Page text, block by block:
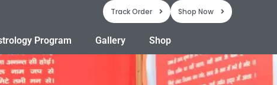
Track Order Shop Now
Program Gallery Shop